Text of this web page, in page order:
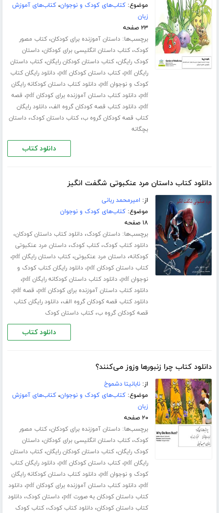
موضوع:کتاب‌های کودک و نوجوان،کتاب‌های آموزش
زبان
۲۳ صفحه
برچسب‌ها:داستان آموزنده برای کودکان،کتاب مصور
کودک،کتاب داستان انگلیسی برای کودکان،داستان
کودک رایگان،کتاب داستان کودکان رایگان،کتاب داستان
رایگان pdf
،کتاب داستان کودکان pdf ،دانلود رایگان کتاب
کودک و نوجوان pdf
،دانلود کتاب داستان کودکانه رایگان
pdf،دانلود کتاب داستان آموزنده برای کودکان pdf ، قصه
pdf،دانلود کتاب قصه کودکان گروه الف،دانلود رایگان
کتاب قصه کودکان گروه ب،کتاب داستان کودک،داستان
بچگانه
دانلود کتاب
دانلود کتاب داستان مرد عنکبوتی شگفت انگیز
از: امیرمحمد ربانی
موضوع:کتاب‌های کودک و نوجوان
۱۸ صفحه
برچسب‌ها:داستان کودک،دانلود کتاب داستان کودکان،
دانلود کتاب کودک،کتاب کودک،داستان مرد عنکبوتی
کودکانه،داستان مرد عنکبوتی،کتاب داستان رایگان pdf ،
کتاب داستان کودکان pdf ،دانلود رایگان کتاب کودک و
نوجوان pdf
،دانلود کتاب داستان کودکانه رایگان pdf ،
دانلود کتاب داستان آموزنده برای کودکان pdf ، قصه pdf ،
دانلود کتاب قصه کودکان گروه الف،دانلود رایگان کتاب
قصه کودکان گروه ب،کتاب داستان کودک
دانلود کتاب
دانلود کتاب چرا زنبورها وزوز می‌کنند؟
از:نابانیتا دشموخ
موضوع:کتاب‌های کودک و نوجوان،کتاب‌های آموزش
زبان
۲۰ صفحه
برچسب‌ها:داستان آموزنده برای کودکان،کتاب مصور
کودک،کتاب داستان انگلیسی برای کودکان،داستان
کودک رایگان،کتاب داستان کودکان رایگان،کتاب داستان
رایگان pdf
،کتاب داستان کودکان pdf ،دانلود رایگان کتاب
کودک و نوجوان pdf
،دانلود کتاب داستان کودکانه رایگان
pdf،دانلود کتاب داستان آموزنده برای کودکان pdf ،دانلود
کتاب داستان کودکان به صورت pdf
،داستان کودک،دانلود
کتاب داستان کودکان،دانلود کتاب کودک،کتاب کودک